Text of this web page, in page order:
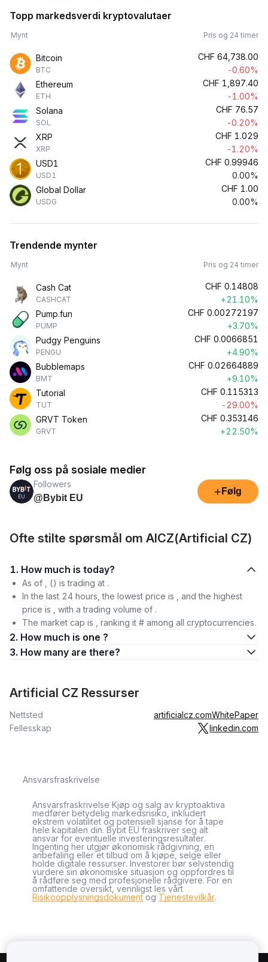
Topp markedsverdi kryptovalutaer
Mynt Pris og 24 timer
Bitcoin
BTC
CHF 64,738.00
-0.60%
Ethereum
ETH
CHF 1,897.40
-1.00%
Solana
SOL
CHF 76.57
-0.20%
XRP
XRP
CHF 1.029
-1.20%
USD1
USD1
CHF 0.99946
0.00%
Global Dollar
USDG
CHF 1.00
0.00%
Trendende mynter
Mynt Pris og 24 timer
Cash Cat
CASHCAT
CHF 0.14808
+21.10%
Pump.fun
PUMP
CHF 0.00272197
+3.70%
Pudgy Penguins
PENGU
CHF 0.0066851
+4.90%
Bubblemaps
BMT
CHF 0.02664889
+9.10%
Tutorial
TUT
CHF 0.115313
-29.00%
GRVT Token
GRVT
CHF 0.353146
+22.50%
Følg oss på sosiale medier
Followers
@Bybit EU
+ Følg
Ofte stilte spørsmål om AICZ(Artificial CZ)
1. How much is today?
As of , () is trading at .
In the last 24 hours, the lowest price is , and the highest
price is , with a trading volume of .
The market cap is , ranking it # among all cryptocurrencies.
2. How much is one ?
3. How many are there?
Artificial CZ Ressurser
Nettsted artificialcz.comWhitePaper
Fellesskap
linkedin.com
Ansvarsfraskrivelse
Ansvarsfraskrivelse Kjøp og salg av kryptoaktiva
medfører betydelig markedsrisiko, inkludert
ekstrem volatilitet og potensiell sjanse for å tape
hele kapitalen din. Bybit EU fraskriver seg alt
ansvar for eventuelle investeringsresultater.
Ingenting her utgjør økonomisk rådgivning, en
anbefaling eller et tilbud om å kjøpe, selge eller
holde digitale ressurser. Investorer bør selvstendig
vurdere sin økonomiske situasjon og oppfordres til
å rådføre seg med profesjonelle rådgivere. For en
omfattende oversikt, vennligst les vårt
Risikoopplysningsdokumentog Tjenestevilkår.